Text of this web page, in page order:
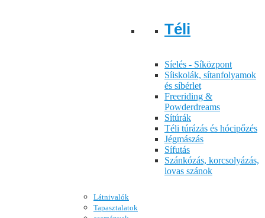
Téli
Síelés - Síközpont
Síiskolák, sítanfolyamok
és síbérlet
Freeriding &
Powderdreams
Sítúrák
Téli túrázás és hócipőzés
Jégmászás
Sífutás
Szánkózás, korcsolyázás,
lovas szánok
Látnivalók
Tapasztalatok